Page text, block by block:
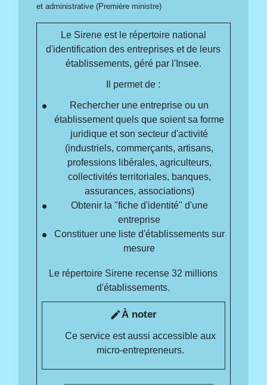
et administrative (Première ministre)
Le Sirene est le répertoire national
d'identification des entreprises et de leurs
établissements, géré par l'Insee.
Il permet de :
Rechercher une entreprise ou un
établissement quels que soient sa forme
juridique et son secteur d'activité
(industriels, commerçants, artisans,
professions libérales, agriculteurs,
collectivités territoriales, banques,
assurances, associations)
Obtenir la "fiche d'identité" d'une
entreprise
Constituer une liste d'établissements sur
mesure
Le répertoire Sirene recense 32 millions
d'établissements.
editÀ noter
Ce service est aussi accessible aux
micro-entrepreneurs.